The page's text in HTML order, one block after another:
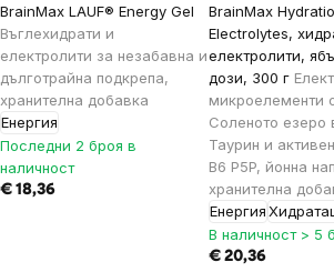
BrainMax LAUF® Energy Gel
Въглехидрати и
електролити за незабавна и
дълготрайна подкрепа,
хранителна добавка
Енергия
Последни 2 броя в
наличност
€ 18,36
BrainMax
Electrolytes,
електролити,
дози, 300 г
микроелементи
Соленото езеро
Таурин и
B6 P5P, йонна
хранителна
Енергия
В наличност > 5
€ 20,36